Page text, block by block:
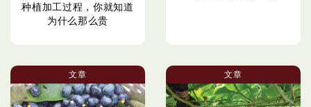
种植加工过程，你就知道
为什么那么贵
文章 文章